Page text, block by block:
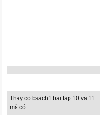
Thầy có bsach1 bài tập 10 và 11
mà có...